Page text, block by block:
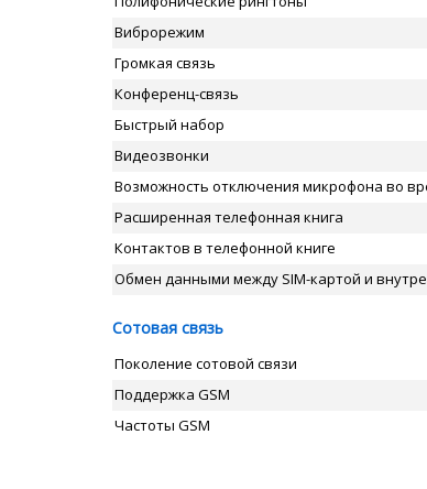
Виброрежим
Громкая связь
Конференц-связь
Быстрый набор
Видеозвонки
Возможность отключения микрофона во
Расширенная телефонная книга
Контактов в телефонной книге
Обмен данными между SIM-картой и
Сотовая связь
Поколение сотовой связи
Поддержка GSM
Частоты GSM